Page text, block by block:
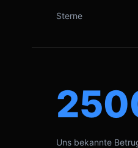
Sterne
Uns bekannte